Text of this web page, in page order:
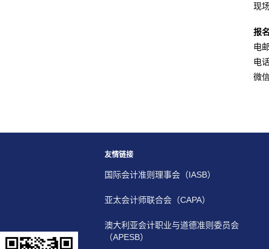
现
报
电
电
微
友情链接
国际会计准则理事会（IASB）
亚太会计师联合会（CAPA）
澳大利亚会计职业与道德准则委员会
（APESB）